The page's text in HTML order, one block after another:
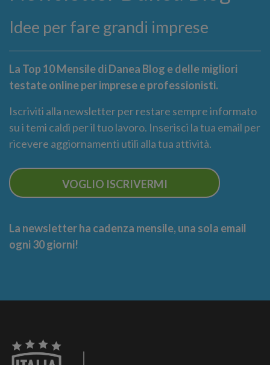
Idee per fare grandi imprese
La Top 10 Mensile di Danea Blog e delle migliori
testate online per imprese e professionisti.
Iscriviti alla newsletter per restare sempre informato
su i temi caldi per il tuo lavoro. Inserisci la tua email per
ricevere aggiornamenti utili alla tua attività.
VOGLIO ISCRIVERMI
La newsletter ha cadenza mensile, una sola email
ogni 30 giorni!